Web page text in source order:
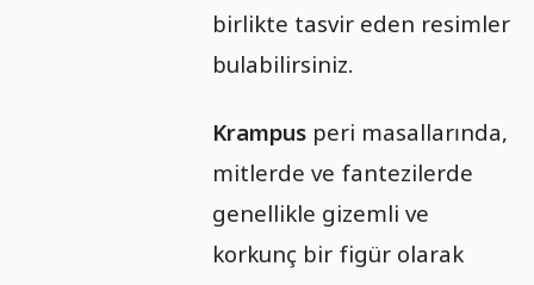
birlikte tasvir eden resimler
bulabilirsiniz.
Krampusperi masallarında,
mitlerde ve fantezilerde
genellikle gizemli ve
korkunç bir figür olarak